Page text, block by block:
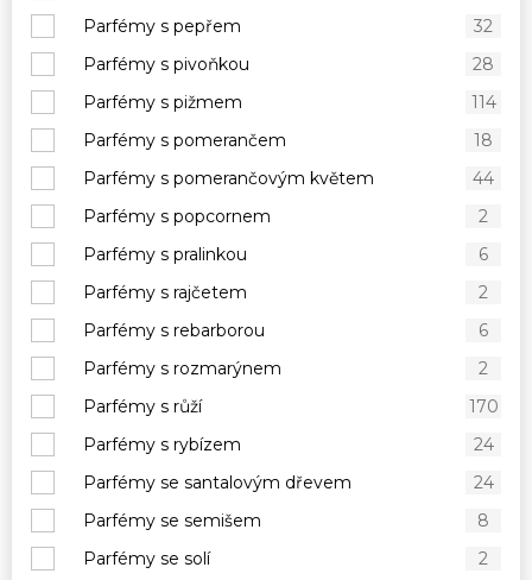
Parfémy s pepřem
32
Parfémy s pivoňkou
28
Parfémy s pižmem
114
Parfémy s pomerančem
18
Parfémy s pomerančovým květem
44
Parfémy s popcornem
2
Parfémy s pralinkou
6
Parfémy s rajčetem
2
Parfémy s rebarborou
6
Parfémy s rozmarýnem
2
Parfémy s růží
170
Parfémy s rybízem
24
Parfémy se santalovým dřevem
24
Parfémy se semišem
8
Parfémy se solí
2